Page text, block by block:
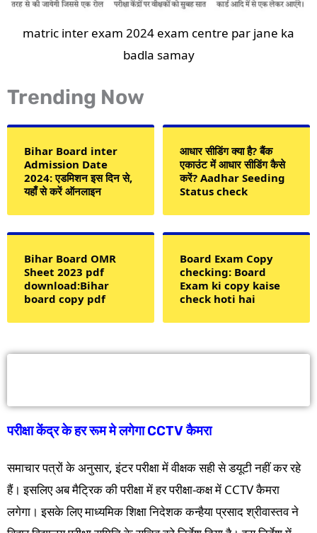
matric inter exam 2024 exam centre par jane ka
badla samay
Trending Now
Bihar Board inter
Admission Date
2024: एडमिशन इस दिन से,
यहाँ से करें ऑनलाइन
आधार सीडिंग क्या है? बैंक
एकाउंट में आधार सीडिंग कैसे
करें? Aadhar Seeding
Status check
Bihar Board OMR
Sheet 2023 pdf
download:Bihar
board copy pdf
Board Exam Copy
checking: Board
Exam ki copy kaise
check hoti hai
परीक्षा केंद्र के हर रूम मे लगेगा CCTV कैमरा
समाचार पत्रों के अनुसार, इंटर परीक्षा में वीक्षक सही से डयूटी नहीं कर रहे
हैं। इसलिए अब मैट्रिक की परीक्षा में हर परीक्षा-कक्ष में CCTV कैमरा
लगेगा। इसके लिए माध्यमिक शिक्षा निदेशक कन्हैया प्रसाद श्रीवास्तव ने